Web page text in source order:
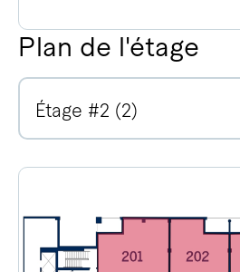
Plan de l'étage
Étage #2 (2)